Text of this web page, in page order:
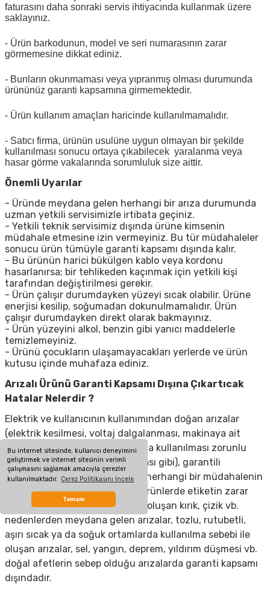
Bu internet sitesinde, kullanıcı deneyimini
geliştirmek ve internet sitesinin verimli
çalışmasını sağlamak amacıyla çerezler
kullanılmaktadır. Çerez Politikasını İncele
Tamam
faturasını daha sonraki servis ihtiyacında kullanmak üzere
saklayınız.
- Ürün barkodunun, model ve seri numarasının zarar
görmemesine dikkat ediniz.
- Bunların okunmaması veya yıpranmış olması durumunda
ürününüz garanti kapsamına girmemektedir.
- Ürün kullanım amaçları haricinde kullanılmamalıdır.
- Satıcı firma, ürünün usulüne uygun olmayan bir şekilde
kullanılması sonucu ortaya çıkabilecek yaralanma veya
hasar görme vakalarında sorumluluk size aittir.
Önemli Uyarılar
- Üründe meydana gelen herhangi bir arıza durumunda
uzman yetkili servisimizle irtibata geçiniz.
- Yetkili teknik servisimiz dışında ürüne kimsenin
müdahale etmesine izin vermeyiniz. Bu tür müdahaleler
sonucu ürün tümüyle garanti kapsamı dışında kalır.
- Bu ürünün harici bükülgen kablo veya kordonu
hasarlanırsa; bir tehlikeden kaçınmak için yetkili kişi
tarafından değiştirilmesi gerekir.
- Ürün çalışır durumdayken yüzeyi sıcak olabilir. Ürüne
enerjisi kesilip, soğumadan dokunulmamalıdır. Ürün
çalışır durumdayken direkt olarak bakmayınız.
- Ürün yüzeyini alkol, benzin gibi yanıcı maddelerle
temizlemeyiniz.
- Ürünü çocukların ulaşamayacakları yerlerde ve ürün
kutusu içinde muhafaza ediniz.
Arızalı Ürünü Garanti Kapsamı Dışına Çıkartıcak
Hatalar Nelerdir ?
Elektrik ve kullanıcının kullanımından doğan arızalar
(elektrik kesilmesi, voltaj dalgalanması, makinaya ait
olmayan aksesuar takılması yada kullanılması zorunlu
olan aksesuarların kullanılmaması gibi), garantili
ürünlerde yetkili servis dışında herhangi bir müdahalenin
yapılması, garanti etiketi olan ürünlerde etiketin zarar
görmesi, cihazın dış yüzeyinde oluşan kırık, çizik vb.
nedenlerden meydana gelen arızalar, tozlu, rutubetli,
aşırı sıcak ya da soğuk ortamlarda kullanılma sebebi ile
oluşan arızalar, sel, yangın, deprem, yıldırım düşmesi vb.
doğal afetlerin sebep olduğu arızalarda garanti kapsamı
dışındadır.